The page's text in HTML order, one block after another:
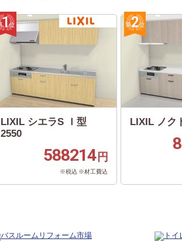
LIXIL シエラS Ｉ型
2550
588214 円
※税込 ※材工費込
LIXIL ノク